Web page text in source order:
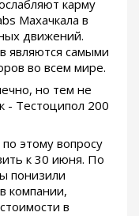
карму
Махачкала в
движений.
являются самыми
во всем мире.
но тем не
- Тестоципол 200
этому вопросу
к 30 июня. По
понизили
компании,
в